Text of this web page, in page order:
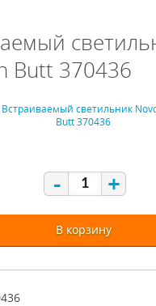
Butt 370436
- +
В корзину